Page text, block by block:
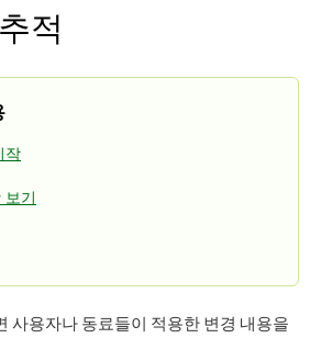
적
작
기
사용자나 동료들이 적용한 변경 내용을